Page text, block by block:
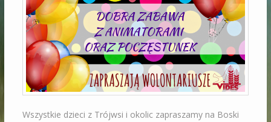
Wszystkie dzieci z Trójwsi i okolic zapraszamy na Boski